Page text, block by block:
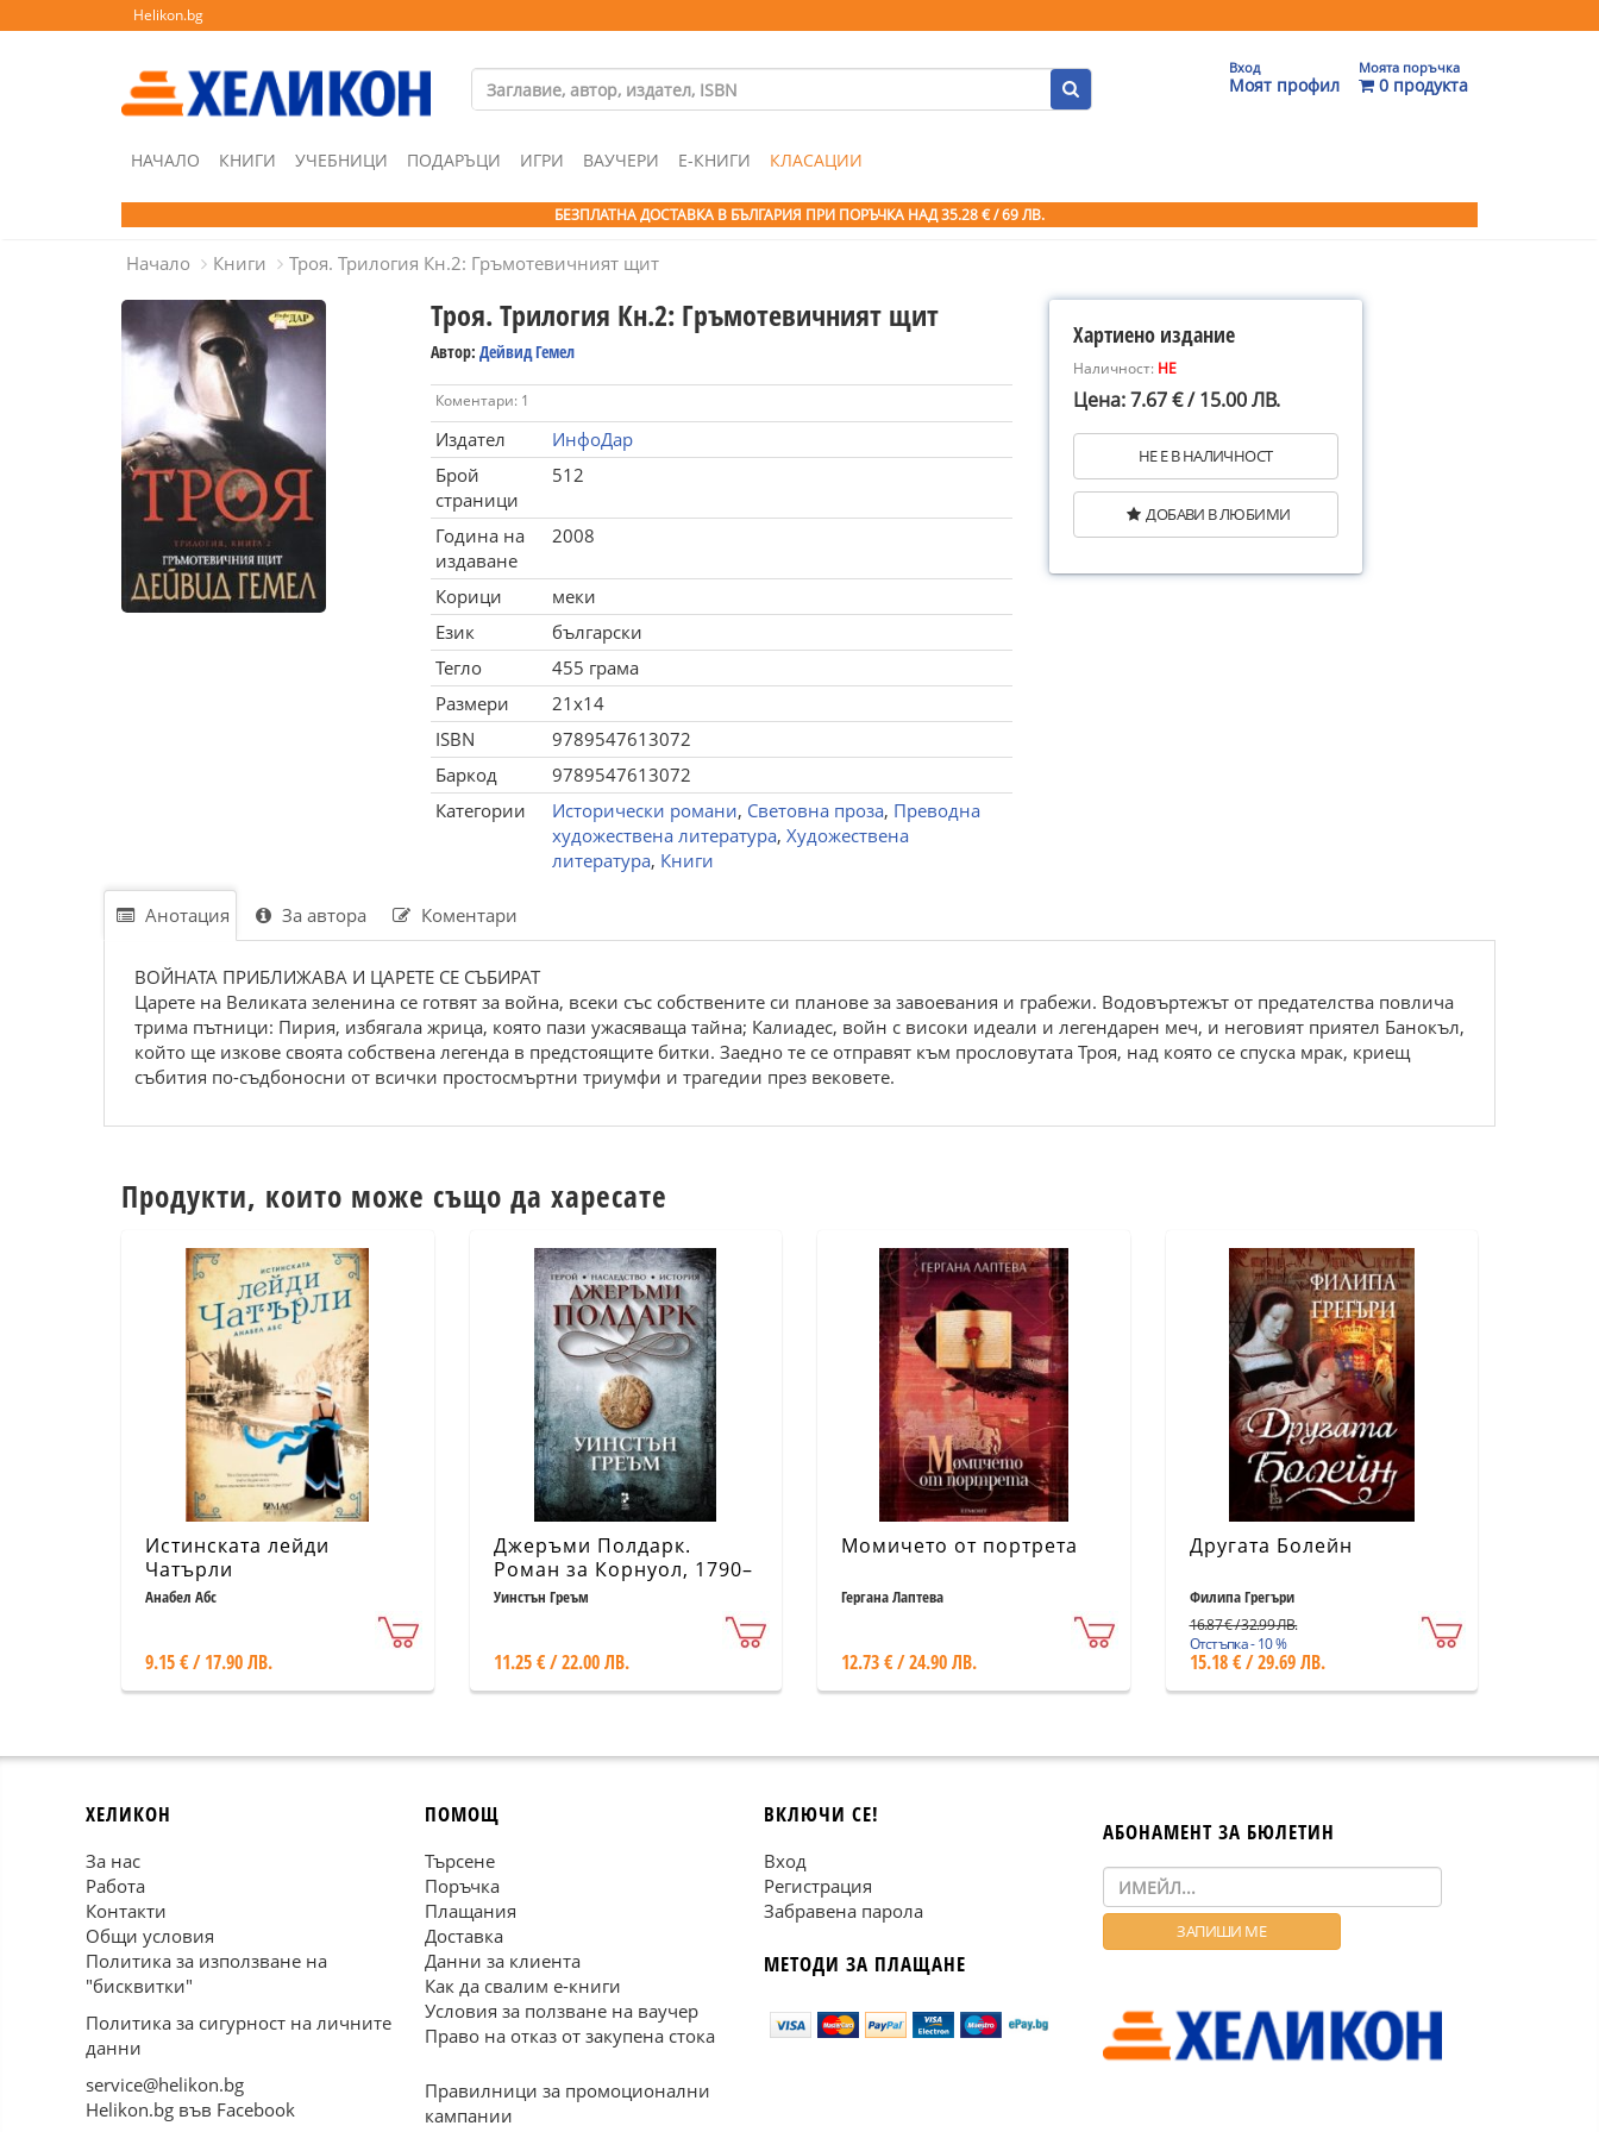
Helikon.bg
Вход
Моят профил
Моята поръчка
0 продукта
НАЧАЛО КНИГИ УЧЕБНИЦИ ПОДАРЪЦИ ИГРИ ВАУЧЕРИ Е-КНИГИ КЛАСАЦИИ
БЕЗПЛАТНА ДОСТАВКА В БЪЛГАРИЯ ПРИ ПОРЪЧКА НАД 35.28 € / 69 ЛВ.
Начало Книги Троя. Трилогия Кн.2: Гръмотевичният щит
Троя. Трилогия Кн.2: Гръмотевичният щит
Автор: Дейвид Гемел
Коментари: 1
Издател
ИнфоДар
Брой
страници
512
Година на
издаване
2008
Корици
меки
Език
български
Тегло
455 грама
Размери
21x14
ISBN
9789547613072
Баркод
9789547613072
Категории
Исторически романи, Световна проза, Преводна
художествена литература, Художествена
литература, Книги
Хартиено издание
Наличност: НЕ
Цена: 7.67 € / 15.00 ЛВ.
НЕ Е В НАЛИЧНОСТ
ДОБАВИ В ЛЮБИМИ
Анотация За автора Коментари
ВОЙНАТА ПРИБЛИЖАВА И ЦАРЕТЕ СЕ СЪБИРАТ
Царете на Великата зеленина се готвят за война, всеки със собствените си планове за завоевания и грабежи. Водовъртежът от предателства повлича
трима пътници: Пирия, избягала жрица, която пази ужасяваща тайна; Калиадес, войн с високи идеали и легендарен меч, и неговият приятел Банокъл,
който ще изкове своята собствена легенда в предстоящите битки. Заедно те се отправят към прословутата Троя, над която се спуска мрак, криещ
събития по-съдбоносни от всички простосмъртни триумфи и трагедии през вековете.
Продукти, които може също да харесате
Истинската лейди
Чатърли
Анабел Абс
9.15 € / 17.90 ЛВ.
Джеръми Полдарк.
Роман за Корнуол, 1790–
1791
Уинстън Греъм
11.25 € / 22.00 ЛВ.
Момичето от портрета
Гергана Лаптева
12.73 € / 24.90 ЛВ.
Другата Болейн
Филипа Грегъри
16.87 € / 32.99 ЛВ.
Отстъпка - 10 %
15.18 € / 29.69 ЛВ.
ХЕЛИКОН
За нас
Работа
Контакти
Общи условия
Политика за използване на
"бисквитки"
Политика за сигурност на личните
данни
service@helikon.bg
Helikon.bg във Facebook
ПОМОЩ
Търсене
Поръчка
Плащания
Доставка
Данни за клиента
Как да свалим е-книги
Условия за ползване на ваучер
Право на отказ от закупена стока
Правилници за промоционални
кампании
ВКЛЮЧИ СЕ!
Вход
Регистрация
Забравена парола
МЕТОДИ ЗА ПЛАЩАНЕ
АБОНАМЕНТ ЗА БЮЛЕТИН